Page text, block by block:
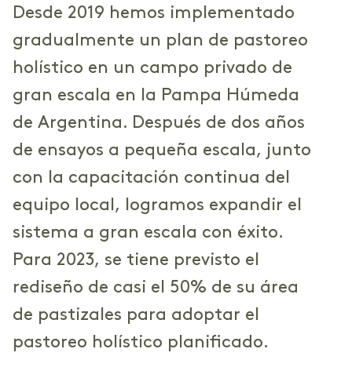
Desde 2019 hemos implementado
gradualmente un plan de pastoreo
holístico en un campo privado de
gran escala en la Pampa Húmeda
de Argentina. Después de dos años
de ensayos a pequeña escala, junto
con la capacitación continua del
equipo local, logramos expandir el
sistema a gran escala con éxito.
Para 2023, se tiene previsto el
rediseño de casi el 50% de su área
de pastizales para adoptar el
pastoreo holístico planificado.